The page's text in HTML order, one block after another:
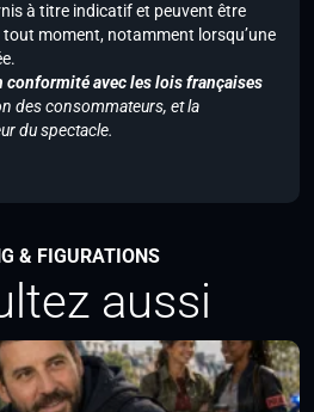
à titre indicatif et peuvent être
moment, notamment lorsqu’une
conformité avec les lois françaises
des consommateurs, et la
du spectacle.
& FIGURATIONS
aussi